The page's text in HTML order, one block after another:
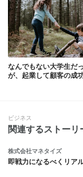
なんでもない大学生だ
が、起業して顧客の成
ビジネス
関連するストーリ
株式会社マネタイズ
即戦力になるべくリア